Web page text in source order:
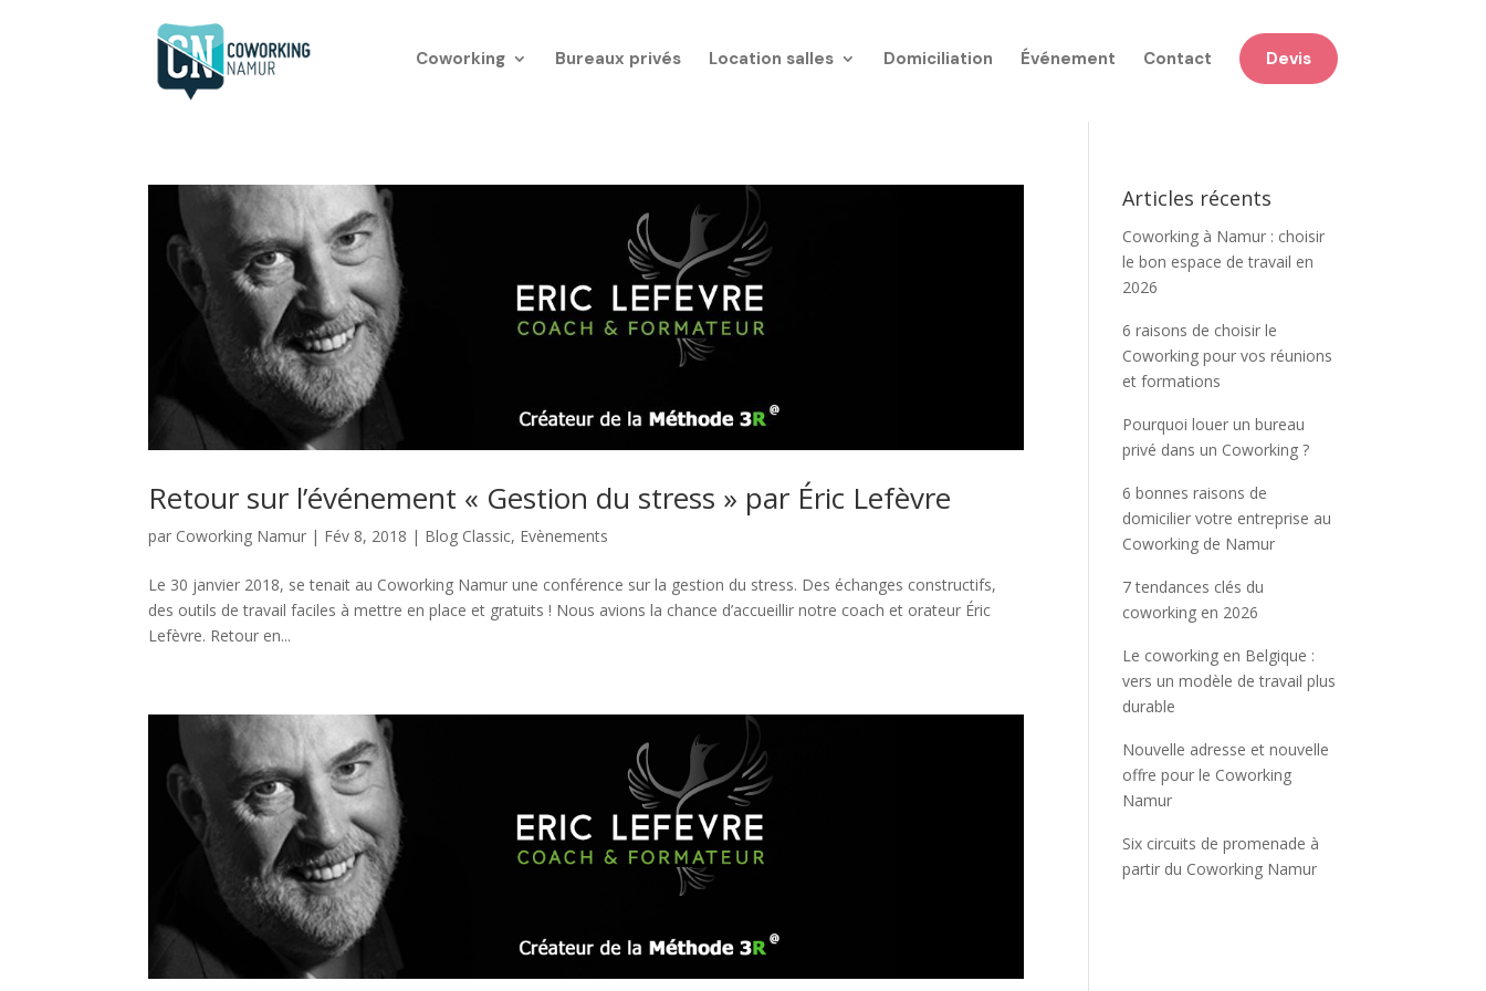
Coworking Bureaux privés Location salles Domiciliation Événement Contact Devis
Retour sur l’événement « Gestion du stress » par Éric Lefèvre
par Coworking Namur | Fév 8, 2018 | Blog Classic, Evènements
Le 30 janvier 2018, se tenait au Coworking Namur une conférence sur la gestion du stress. Des échanges constructifs,
des outils de travail faciles à mettre en place et gratuits ! Nous avions la chance d’accueillir notre coach et orateur Éric
Lefèvre. Retour en...
Articles récents
Coworking à Namur : choisir
le bon espace de travail en
2026
6 raisons de choisir le
Coworking pour vos réunions
et formations
Pourquoi louer un bureau
privé dans un Coworking ?
6 bonnes raisons de
domicilier votre entreprise au
Coworking de Namur
7 tendances clés du
coworking en 2026
Le coworking en Belgique :
vers un modèle de travail plus
durable
Nouvelle adresse et nouvelle
offre pour le Coworking
Namur
Six circuits de promenade à
partir du Coworking Namur